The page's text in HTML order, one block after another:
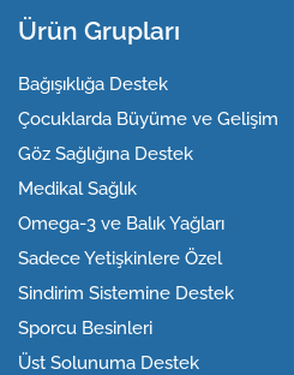
Ürün Grupları
Bağışıklığa Destek
Çocuklarda Büyüme ve Gelişim
Göz Sağlığına Destek
Medikal Sağlık
Omega-3 ve Balık Yağları
Sadece Yetişkinlere Özel
Sindirim Sistemine Destek
Sporcu Besinleri
Üst Solunuma Destek